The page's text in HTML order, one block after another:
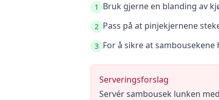
1 Bruk gjerne en blanding av
2 Pass på at pinjekjernene
3 For å sikre at
Serveringsforslag
Servér sambousek lunken